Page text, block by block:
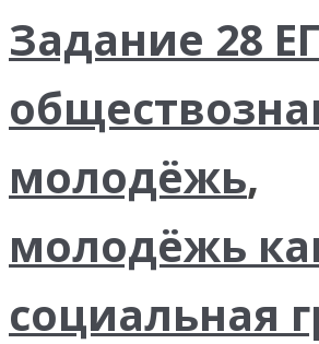
Задание 28
молодёжь,
молодёжь
социальная